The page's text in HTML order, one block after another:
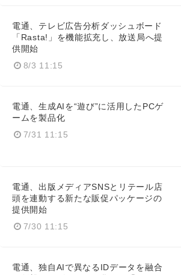
電通、テレビ広告分析ダッシュボード
「Rasta!」を機能拡充し、放送局へ提
供開始
8/3 11:15
電通、生成AIを“遊び”に活用したPCゲ
ームを製品化
7/31 11:15
電通、出版メディアSNSとリテール店
頭を連動する新たな販促パッケージの
提供開始
7/30 11:15
電通、独自AIで異なるIDデータを融合